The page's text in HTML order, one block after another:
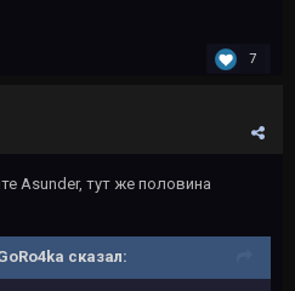
7
Asunder, тут же половина
сказал: